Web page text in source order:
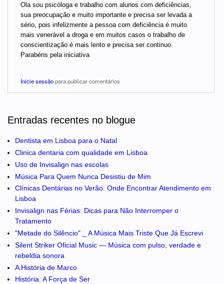
Ola sou psicóloga e trabalho com alunos com deficiências,
sua preocupação e muito importante e precisa ser levada a
sério, pois infelizmente a pessoa com deficiência é muito
mais venerável a droga e em muitos casos o trabalho de
conscientização é mais lento e precisa ser continuo.
Parabéns pela iniciativa
Inicie sessãopara publicar comentários
Entradas recentes no blogue
Dentista em Lisboa para o Natal
Clinica dentaria com qualidade em Lisboa
Uso de Invisalign nas escolas
Música Para Quem Nunca Desistiu de Mim
Clínicas Dentárias no Verão: Onde Encontrar Atendimento em
Lisboa
Invisalign nas Férias: Dicas para Não Interromper o
Tratamento
"Metade do Silêncio" _ A Música Mais Triste Que Já Escrevi
Silent Striker Oficial Music — Música com pulso, verdade e
rebeldia sonora
A História de Marco
História: A Força de Ser